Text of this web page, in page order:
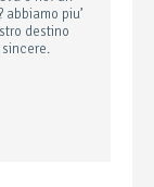
piu’
destino